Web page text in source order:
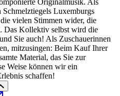
Luxemburgs
vielen Stimmen wider, die
Das Kollektiv selbst wird die
Sie auch! Als Zuschauerinnen
mitzusingen: Beim Kauf Ihrer
Material, das Sie zur
Weise können wir ein
schaffen!